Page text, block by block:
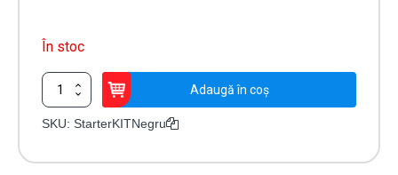
În stoc
Cantitate
Sistem
alarmă
Adaugă în coș
SKU: StarterKITNegru